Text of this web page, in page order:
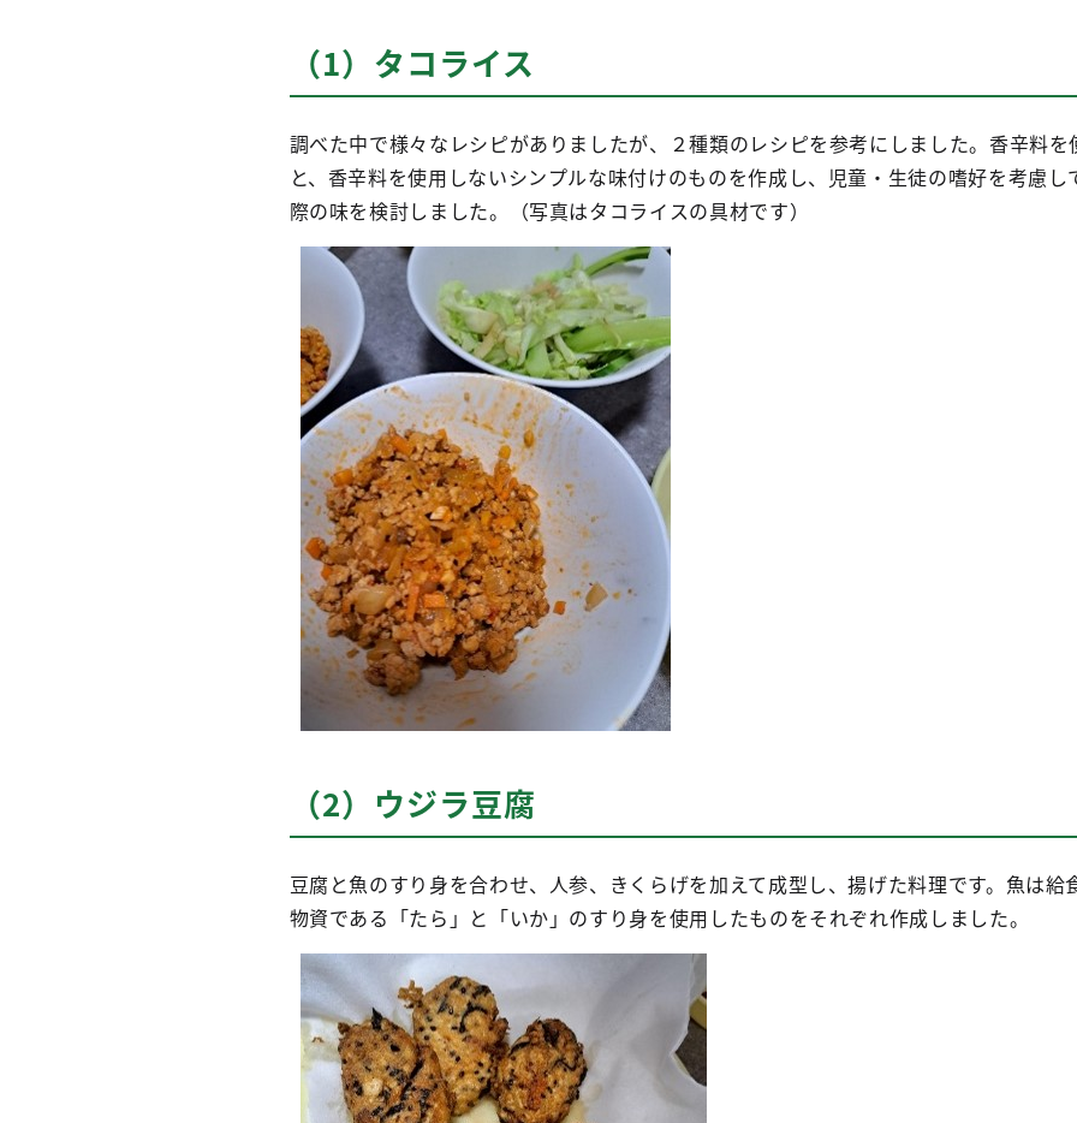
（1）タコライス
調べた中で様々なレシピがありましたが、２種類のレシピを参考にしました。香辛料を
と、香辛料を使用しないシンプルな味付けのものを作成し、児童・生徒の嗜好を考慮し
際の味を検討しました。（写真はタコライスの具材です）
（2）ウジラ豆腐
豆腐と魚のすり身を合わせ、人参、きくらげを加えて成型し、揚げた料理です。魚は給
物資である「たら」と「いか」のすり身を使用したものをそれぞれ作成しました。